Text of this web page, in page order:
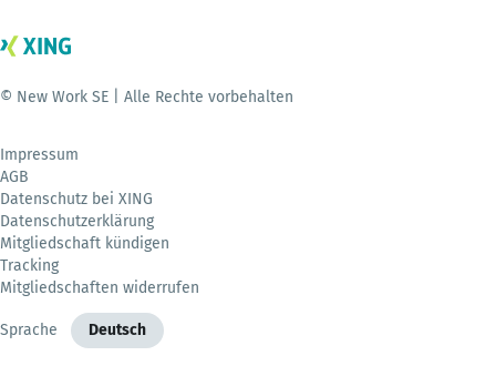
© New Work SE | Alle Rechte vorbehalten
Impressum
AGB
Datenschutz bei XING
Datenschutzerklärung
Mitgliedschaft kündigen
Tracking
Mitgliedschaften widerrufen
Sprache Deutsch